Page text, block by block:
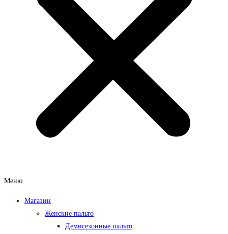
Меню
Магазин
Женские пальто
Демисезонные пальто